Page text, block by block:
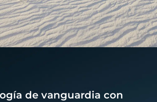
de vanguardia con